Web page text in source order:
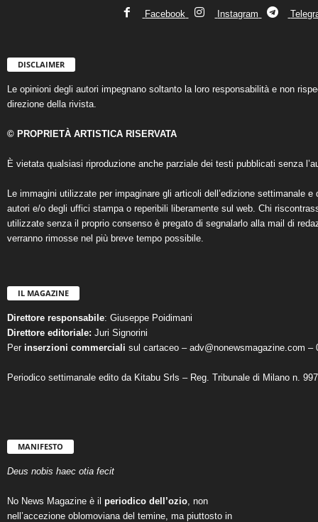
Facebook Instagram
DISCLAIMER
Le opinioni degli autori impegnano soltanto la loro responsabilità e non
direzione della rivista.
© PROPRIETÀ ARTISTICA RISERVATA
È vietata qualsiasi riproduzione anche parziale dei testi pubblicati senza
Le immagini utilizzate per impaginare gli articoli dell’edizione settimanale
autori e/o degli uffici stampa o reperibili liberamente sul web. Chi
utilizzate senza il proprio consenso è pregato di segnalarlo alla mail di
verranno rimosse nel più breve tempo possibile.
IL MAGAZINE
Direttore responsabile: Giuseppe Poidimani
Direttore editoriale: Juri Signorini
Per inserzioni commerciali sul cartaceo – adv@nonewsmagazine.com –
Periodico settimanale edito da Kitabu Srls – Reg. Tribunale di Milano n.
MANIFESTO
Deus nobis haec otia fecit
No News Magazine è il periodico dell’ozio , non
nell’accezione oblomoviana del temine, ma piuttosto in